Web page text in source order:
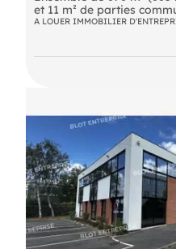
et 11 m² de parties
beau plateau aménagé et
- Une salle de réunions,
space de 140 m² Belle
informations sur les
technologiques, auxquels
sont disponibles sur le
A LOUER IMMOBILIER